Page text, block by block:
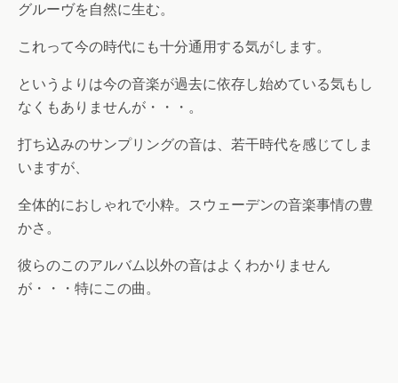
グルーヴを自然に生む。
これって今の時代にも十分通用する気がします。
というよりは今の音楽が過去に依存し始めている気もし
なくもありませんが・・・。
打ち込みのサンプリングの音は、若干時代を感じてしま
いますが、
全体的におしゃれで小粋。スウェーデンの音楽事情の豊
かさ。
彼らのこのアルバム以外の音はよくわかりません
が・・・特にこの曲。